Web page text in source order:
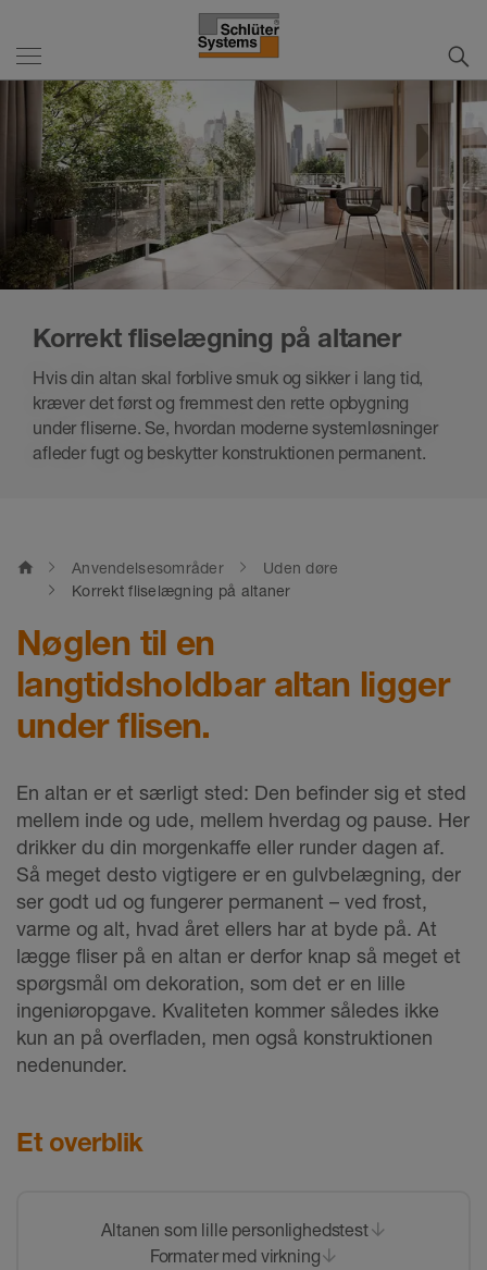
Korrekt fliselægning på altaner
Hvis din altan skal forblive smuk og sikker i lang tid,
kræver det først og fremmest den rette opbygning
under fliserne. Se, hvordan moderne systemløsninger
afleder fugt og beskytter konstruktionen permanent.
home Anvendelsesområder
Uden døre
Korrekt fliselægning på altaner
Nøglen til en
langtidsholdbar altan ligger
under flisen.
En altan er et særligt sted: Den befinder sig et sted
mellem inde og ude, mellem hverdag og pause. Her
drikker du din morgenkaffe eller runder dagen af.
Så meget desto vigtigere er en gulvbelægning, der
ser godt ud og fungerer permanent – ved frost,
varme og alt, hvad året ellers har at byde på. At
lægge fliser på en altan er derfor knap så meget et
spørgsmål om dekoration, som det er en lille
ingeniøropgave. Kvaliteten kommer således ikke
kun an på overfladen, men også konstruktionen
nedenunder.
Et overblik
Altanen som lille personlighedstest
Formater med virkning